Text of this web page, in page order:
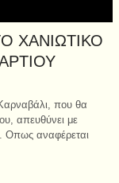
ΧΑΝΙΩΤΙΚΟ
που θα
απευθύνει με
Οπως αναφέρεται